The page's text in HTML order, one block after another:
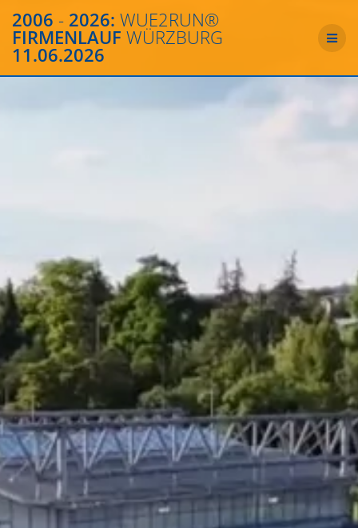
Inhalt
springen
2006 - 2026: WUE2RUN®
FIRMENLAUF WÜRZBURG
11.06.2026